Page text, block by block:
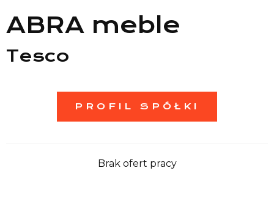
Informacje
ABRA meble
Tesco
PROFIL SPÓŁKI
Brak ofert pracy